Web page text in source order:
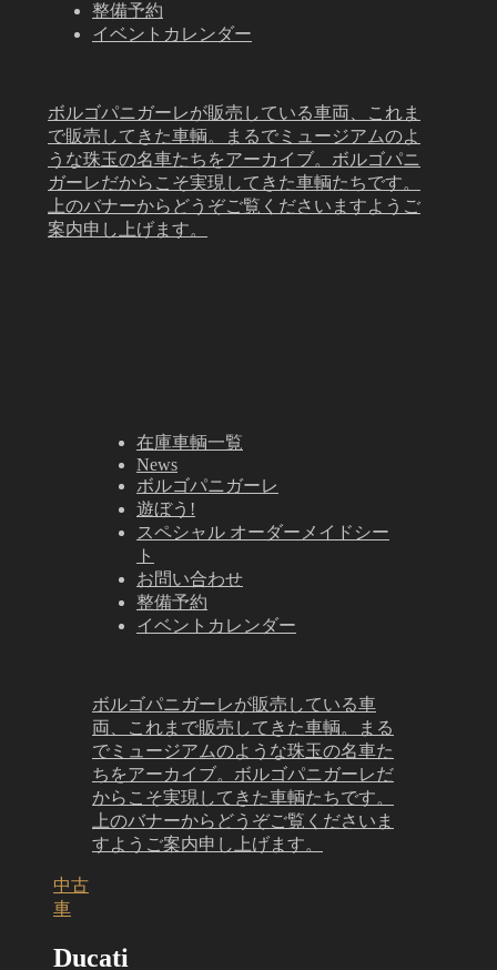
整備予約
イベントカレンダー
ボルゴパニガーレが販売している車両、これま
で販売してきた車輌。まるでミュージアムのよ
うな珠玉の名車たちをアーカイブ。ボルゴパニ
ガーレだからこそ実現してきた車輌たちです。
上のバナーからどうぞご覧くださいますようご
案内申し上げます。
在庫車輌一覧
News
ボルゴパニガーレ
遊ぼう!
スペシャル オーダーメイドシー
ト
お問い合わせ
整備予約
イベントカレンダー
ボルゴパニガーレが販売している車
両、これまで販売してきた車輌。まる
でミュージアムのような珠玉の名車た
ちをアーカイブ。ボルゴパニガーレだ
からこそ実現してきた車輌たちです。
上のバナーからどうぞご覧くださいま
すようご案内申し上げます。
中古
車
Ducati